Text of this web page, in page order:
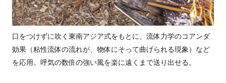
口をつけずに吹く東南アジア式をもとに、流体力学のコアンダ
効果（粘性流体の流れが、物体にそって曲げられる現象）など
を応用。呼気の数倍の強い風を楽に遠くまで送り出せる。